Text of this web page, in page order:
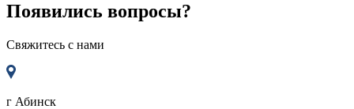
Появились вопросы?
Свяжитесь с нами
г Абинск